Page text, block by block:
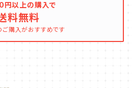
以上の購入で
料無料
ご購入がおすすめです